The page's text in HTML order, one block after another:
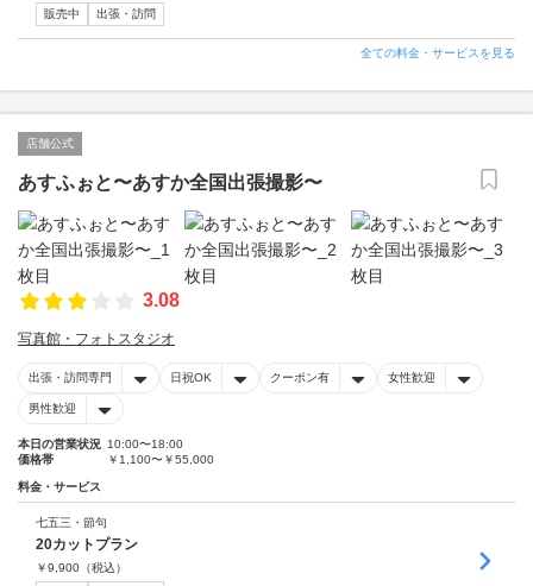
販売中
出張・訪問
全ての料金・サービスを見る
店舗公式
あすふぉと〜あすか全国出張撮影〜
3.08
写真館・フォトスタジオ
出張・訪問専門 日祝OK クーポン有 女性歓迎
男性歓迎
本日の営業状況 10:00〜18:00
価格帯
￥1,100〜￥55,000
料金・サービス
七五三・節句
20カットプラン
￥9,900 （税込）